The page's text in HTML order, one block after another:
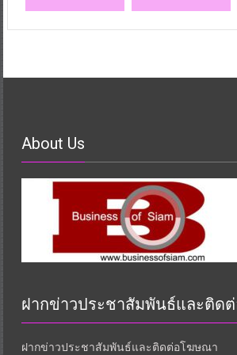
About Us
ฝากข่าวประชาสัมพันธ์และติด
ฝากข่าวประชาสัมพันธ์และติดต่อโฆษณา